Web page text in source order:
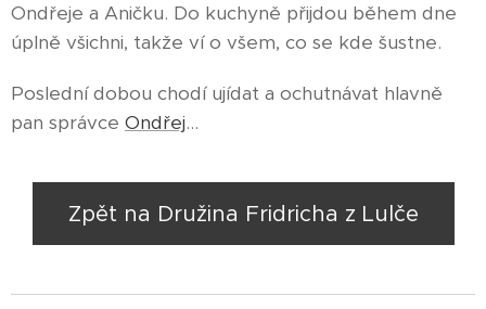
Ondřeje a Aničku. Do kuchyně přijdou během dne
úplně všichni, takže ví o všem, co se kde šustne.
Poslední dobou chodí ujídat a ochutnávat hlavně
pan správce Ondřej...
Zpět na Družina Fridricha z Lulče